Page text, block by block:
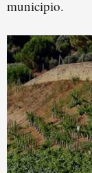
municipio.